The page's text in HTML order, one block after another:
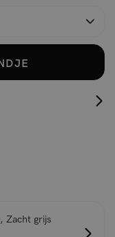
Zacht grijs